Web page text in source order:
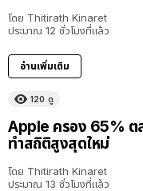
โดย Thitirath Kinaret
ประมาณ 12 ชั่วโมงที่แล้ว
อ่านเพิ่มเติม
120 ดู
Apple ครอง 65% ต
ทำสถิติสูงสุดใหม่
โดย Thitirath Kinaret
ประมาณ 13 ชั่วโมงที่แล้ว